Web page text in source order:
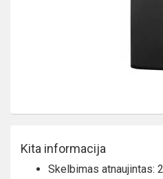
Kita informacija
Skelbimas atnaujintas: